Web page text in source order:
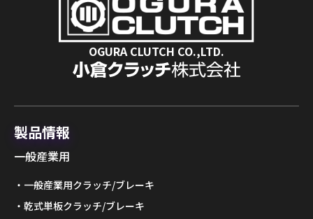
OGURA CLUTCH CO.,LTD.
製品情報
一般産業用
一般産業用クラッチ/ブレーキ
乾式単板クラッチ/ブレーキ